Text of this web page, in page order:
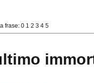
frase: 0 1 2 3 4 5